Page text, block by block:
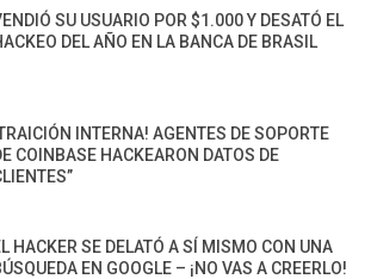
SU USUARIO POR $1.000 Y DESATÓ EL
DEL AÑO EN LA BANCA DE BRASIL
INTERNA! AGENTES DE SOPORTE
COINBASE HACKEARON DATOS DE
HACKER SE DELATÓ A SÍ MISMO CON UNA
EN GOOGLE – ¡NO VAS A CREERLO!